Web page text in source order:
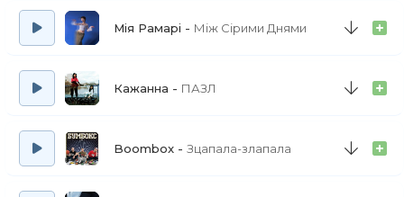
Мія Рамарі Між Сірими Днями
Кажанна ПАЗЛ
Boombox Зцапала-злапала